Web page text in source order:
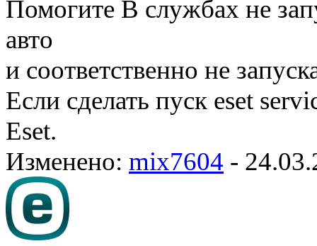
Помогите В службах не
авто
и соответственно не
Если сделать пуск eset
Eset.
Изменено: mix7604 -